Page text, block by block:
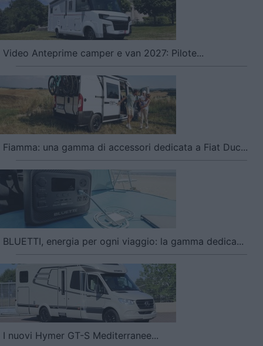
Video Anteprime camper e van 2027: Pilote...
Fiamma: una gamma di accessori dedicata a Fiat Duc...
BLUETTI, energia per ogni viaggio: la gamma dedica...
I nuovi Hymer GT-S Mediterranee...